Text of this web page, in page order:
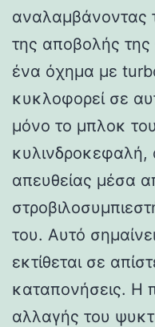
αναλαμβάνοντας
της αποβολής της
ένα όχημα με
κυκλοφορεί σε
μόνο το μπλοκ
απευθείας μέσα
του. Αυτό
εκτίθεται σε
καταπονήσεις. Η
αλλαγής του